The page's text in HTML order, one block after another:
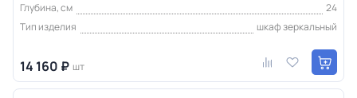
Глубина, см
24
Тип изделия
шкаф зеркальный
14 160 ₽ шт